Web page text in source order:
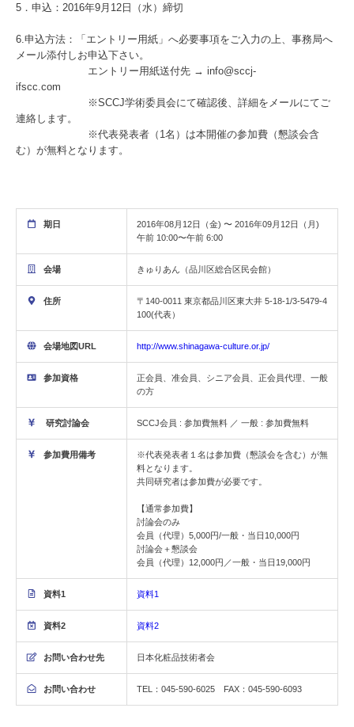
5．申込：2016年9月12日（水）締切
6.申込方法：「エントリー用紙」へ必要事項をご入力の上、事務局へ
メール添付しお申込下さい。
エントリー用紙送付先 → info@sccj-
ifscc.com
※SCCJ学術委員会にて確認後、詳細をメールにてご
連絡します。
※代表発表者（1名）は本開催の参加費（懇談会含
む）が無料となります。
期日
2016年08月12日（金) 〜 2016年09月12日（月)
午前 10:00〜午前 6:00
会場 きゅりあん（品川区総合区民会館）
住所
〒140-0011 東京都品川区東大井 5-18-1/3-5479-4
100(代表）
会場地図URL http://www.shinagawa-culture.or.jp/
参加資格
正会員、准会員、シニア会員、正会員代理、一般
の方
研究討論会 SCCJ会員 : 参加費無料 ／ 一般 : 参加費無料
参加費用備考
※代表発表者１名は参加費（懇談会を含む）が無
料となります。
共同研究者は参加費が必要です。
【通常参加費】
討論会のみ
会員（代理）5,000円/一般・当日10,000円
討論会＋懇談会
会員（代理）12,000円／一般・当日19,000円
資料1 資料1
資料2 資料2
お問い合わせ先 日本化粧品技術者会
お問い合わせ TEL：045-590-6025 FAX：045-590-6093